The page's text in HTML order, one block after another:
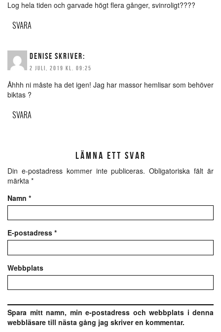
Log hela tiden och garvade högt flera gånger, svinroligt????
SVARA
DENISE SKRIVER:
2 JULI, 2019 KL. 09:25
Åhhh ni måste ha det igen! Jag har massor hemlisar som behöver
biktas ?
SVARA
LÄMNA ETT SVAR
Din e-postadress kommer inte publiceras. Obligatoriska fält är
märkta *
Namn *
E-postadress *
Webbplats
Spara mitt namn, min e-postadress och webbplats i denna
webbläsare till nästa gång jag skriver en kommentar.